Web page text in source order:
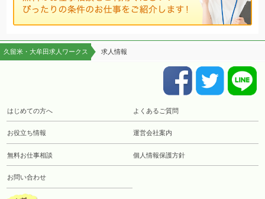
久留米・大牟田求人ワークス 求人情報
はじめての方へ よくあるご質問
お役立ち情報 運営会社案内
無料お仕事相談 個人情報保護方針
お問い合わせ